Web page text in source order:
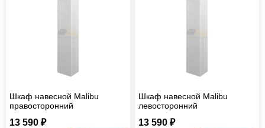
Шкаф навесной Malibu
правосторонний
13 590 ₽
Шкаф навесной Malibu
левосторонний
13 590 ₽